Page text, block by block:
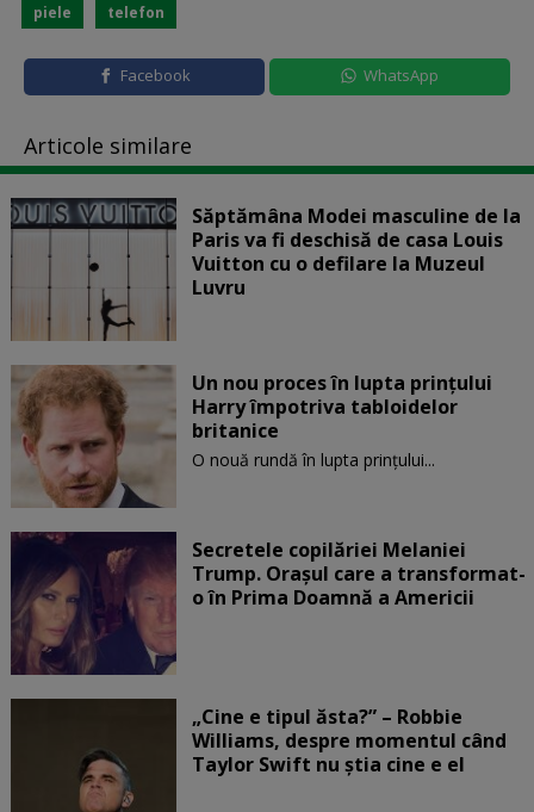
piele telefon
Facebook WhatsApp
Articole similare
Săptămâna Modei masculine de la
Paris va fi deschisă de casa Louis
Vuitton cu o defilare la Muzeul
Luvru
Un nou proces în lupta prinţului
Harry împotriva tabloidelor
britanice
O nouă rundă în lupta prinţului...
Secretele copilăriei Melaniei
Trump. Orașul care a transformat-
o în Prima Doamnă a Americii
„Cine e tipul ăsta?” – Robbie
Williams, despre momentul când
Taylor Swift nu știa cine e el